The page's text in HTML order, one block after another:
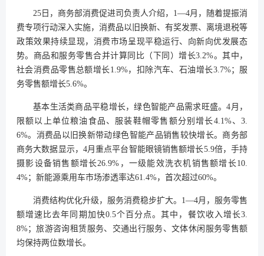
25日，商务部消费促进司负责人介绍，1—4月，随着提振消
费专项行动深入实施，消费品以旧换新、有奖发票、离境退税等
政策效果持续显现，消费市场呈现平稳运行、向新向优发展态
势。商品和服务零售合并计算同比（下同）增长3.2%。其中，
社会消费品零售总额增长1.9%，扣除汽车、石油增长3.7%；服
务零售额增长5.6%。
基本生活类商品平稳增长，绿色智能产品需求旺盛。4月，
限额以上单位粮油食品、服装鞋帽零售额分别增长4.1%、3.
6%。消费品以旧换新带动绿色智能产品销售较快增长。商务部
商务大数据显示，4月重点平台智能眼镜销售额增长5.9倍，手持
摄影设备销售额增长26.9%，一级能效洗衣机销售额增长10.
4%；新能源乘用车市场渗透率达61.4%，首次超过60%。
消费结构优化升级，服务消费稳步扩大。1—4月，服务零售
额增速比去年同期加快0.5个百分点。其中，餐饮收入增长3.
8%；旅游咨询租赁服务、交通出行服务、文体休闲服务零售额
均保持两位数增长。